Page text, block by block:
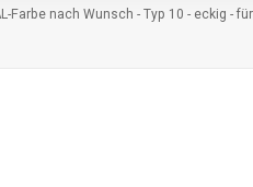
Farbe nach Wunsch - Typ 10 - eckig -